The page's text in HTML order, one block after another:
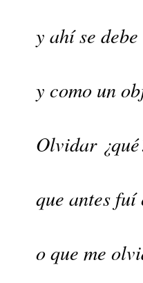
y ahí se
y como un
Olvidar
que antes fuí
o que me